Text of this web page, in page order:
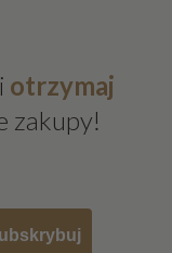
otrzymaj
zakupy!